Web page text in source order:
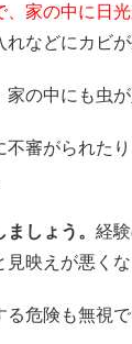
家の中に日
などにカビ
の中にも虫
審がられた
しょう。 経
映えが悪くな
危険も無視で